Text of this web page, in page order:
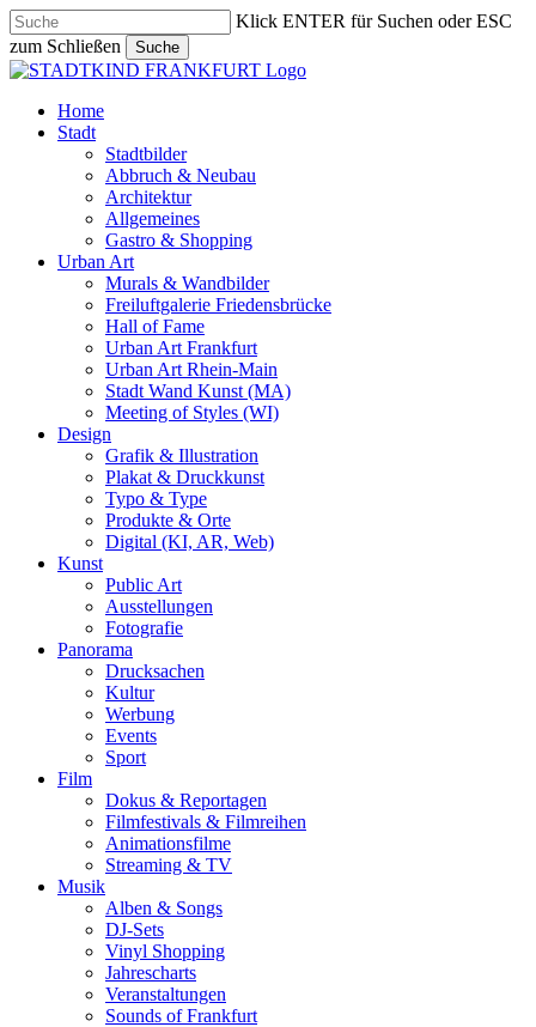
Skip
to
main
content
Klick ENTER für Suchen oder ESC
zum Schließen
Suche
Close
search
Menu
Home
Stadt
Stadtbilder
Abbruch & Neubau
Architektur
Allgemeines
Gastro & Shopping
Urban Art
Murals & Wandbilder
Freiluftgalerie Friedensbrücke
Hall of Fame
Urban Art Frankfurt
Urban Art Rhein-Main
Stadt Wand Kunst (MA)
Meeting of Styles (WI)
Design
Grafik & Illustration
Plakat & Druckkunst
Typo & Type
Produkte & Orte
Digital (KI, AR, Web)
Kunst
Public Art
Ausstellungen
Fotografie
Panorama
Drucksachen
Kultur
Werbung
Events
Sport
Film
Dokus & Reportagen
Filmfestivals & Filmreihen
Animationsfilme
Streaming & TV
Musik
Alben & Songs
DJ-Sets
Vinyl Shopping
Jahrescharts
Veranstaltungen
Sounds of Frankfurt